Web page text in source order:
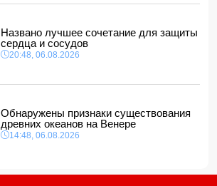
Названо лучшее сочетание для защиты
сердца и сосудов
20:48, 06.08.2026
Обнаружены признаки существования
древних океанов на Венере
14:48, 06.08.2026